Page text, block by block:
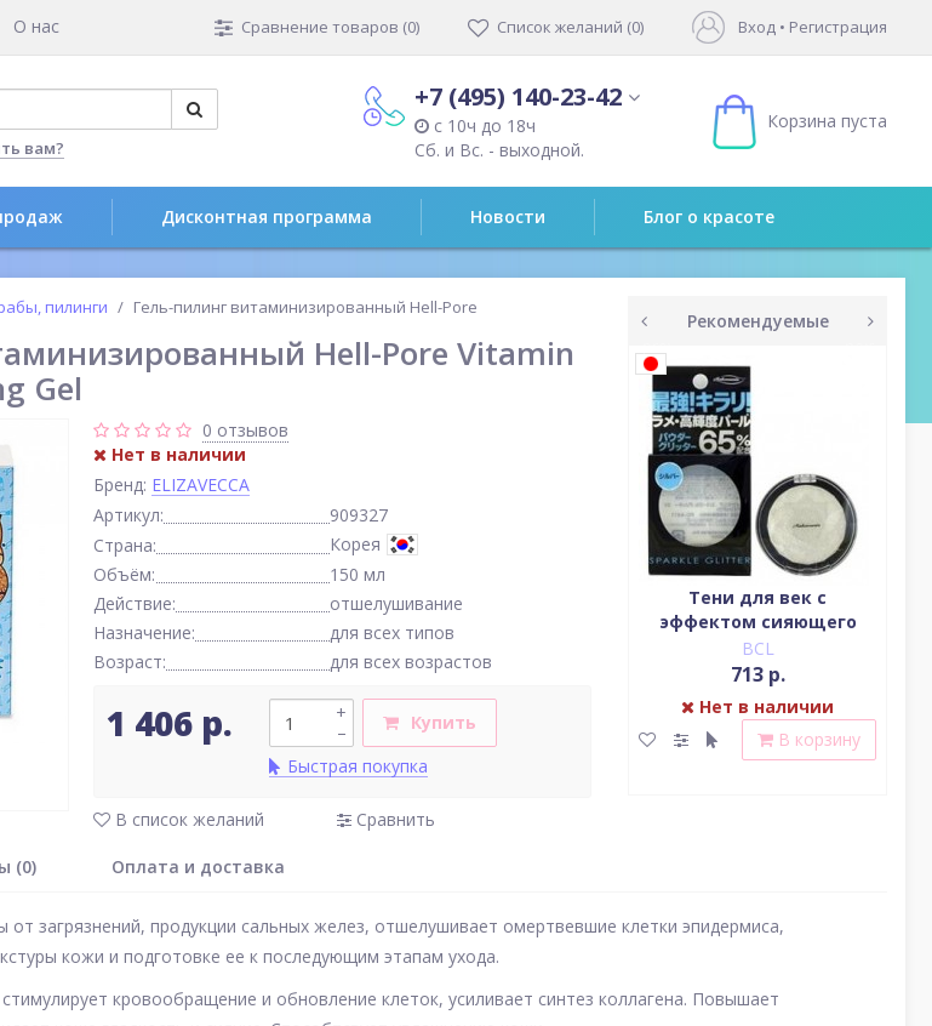
О нас Сравнение товаров (0) Список желаний (0) Вход • Регистрация
вам?
+7 (495) 140-23-42
с 10ч до 18ч
Сб. и Вс. - выходной.
Корзина пуста
Дисконтная программа Новости Блог о красоте
пилинги Гель-пилинг витаминизированный Hell-Pore
Hell-Pore Vitamin
Gel
0 отзывов
Нет в наличии
Бренд: ELIZAVECCA
Артикул:
909327
Страна:
Корея
Объём:
150 мл
Действие:
отшелушивание
Назначение:
для всех типов
Возраст:
для всех возрастов
1 406 р. –
+
Купить
Быстрая покупка
В список желаний Сравнить
Рекомендуемые
Водостойкая жидкая
насыщенный черный)
2 379 р.
Нет в наличии
Тени для век c
эффектом сияющего
блеска (серебро)
BCL
713 р.
Нет в наличии
В корзину
(0) Оплата и доставка
загрязнений, продукции сальных желез, отшелушивает омертвевшие клетки эпидермиса,
кожи и подготовке ее к последующим этапам ухода.
кровообращение и обновление клеток, усиливает синтез коллагена. Повышает